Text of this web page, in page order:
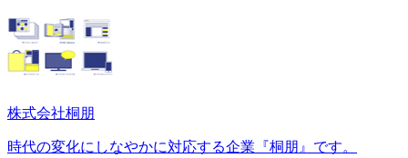
株式会社桐朋
時代の変化にしなやかに対応する企業『桐朋』です。